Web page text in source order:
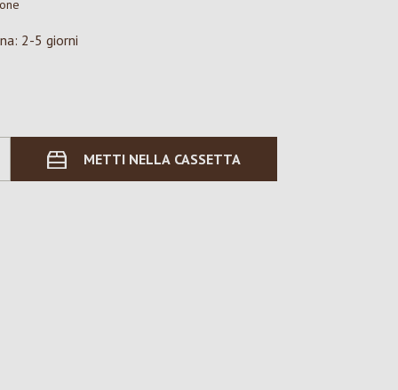
2-5 giorni
METTI NELLA CASSETTA